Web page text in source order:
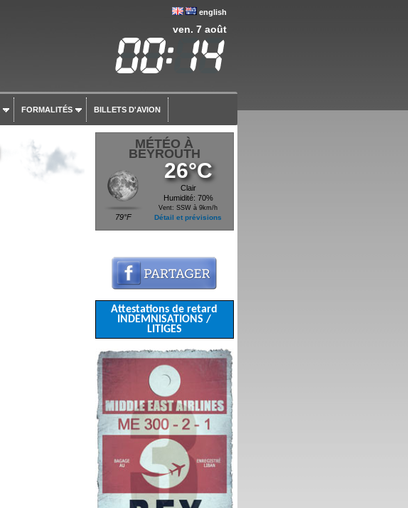
english
ven. 7 août
FORMALITÉS BILLETS D'AVION
MÉTÉO À
BEYROUTH
79°F
26°C
Clair
Humidité: 70%
Vent: SSW à 9km/h
Détail et prévisions
Attestations de retard
INDEMNISATIONS /
LITIGES